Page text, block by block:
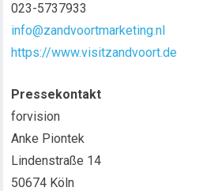
023-5737933
info@zandvoortmarketing.nl
https://www.visitzandvoort.de
Pressekontakt
forvision
Anke Piontek
Lindenstraße 14
50674 Köln